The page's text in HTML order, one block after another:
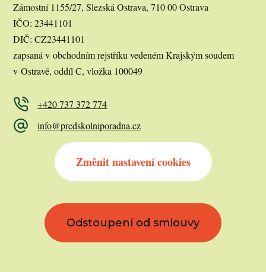
Zámostní 1155/27, Slezská Ostrava, 710 00 Ostrava
IČO: 23441101
DIČ: CZ23441101
zapsaná v obchodním rejstříku vedeném Krajským soudem
v Ostravě, oddíl C, vložka 100049
+420 737 372 774
info@predskolniporadna.cz
Změnit nastavení cookies
Odstoupení od smlouvy